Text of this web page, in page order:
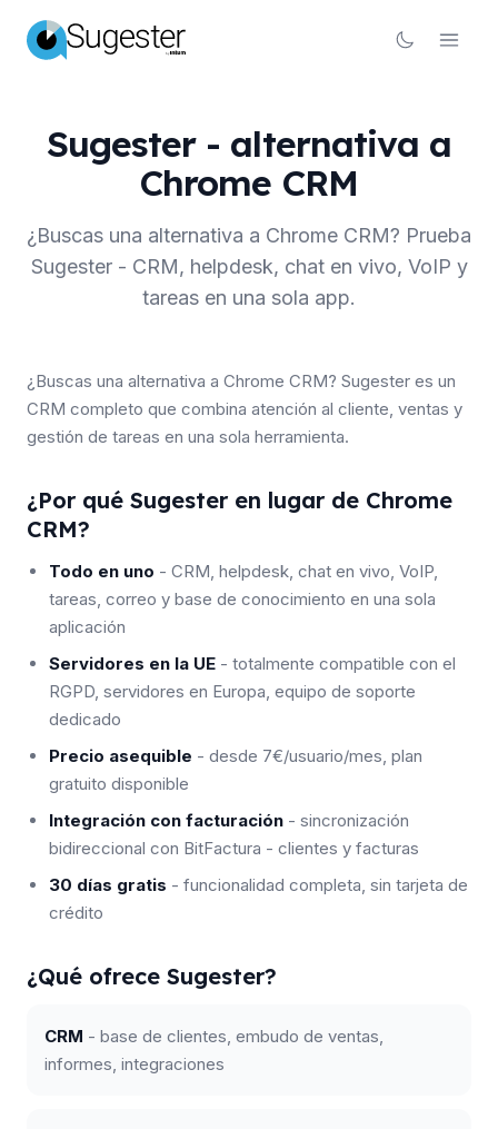
Sugester - alternativa a
Chrome CRM
¿Buscas una alternativa a Chrome CRM? Prueba
Sugester - CRM, helpdesk, chat en vivo, VoIP y
tareas en una sola app.
¿Buscas una alternativa a Chrome CRM? Sugester es un
CRM completo que combina atención al cliente, ventas y
gestión de tareas en una sola herramienta.
¿Por qué Sugester en lugar de Chrome
CRM?
Todo en uno - CRM, helpdesk, chat en vivo, VoIP,
tareas, correo y base de conocimiento en una sola
aplicación
Servidores en la UE - totalmente compatible con el
RGPD, servidores en Europa, equipo de soporte
dedicado
Precio asequible - desde 7€/usuario/mes, plan
gratuito disponible
Integración con facturación - sincronización
bidireccional con BitFactura - clientes y facturas
30 días gratis - funcionalidad completa, sin tarjeta de
crédito
¿Qué ofrece Sugester?
CRM - base de clientes, embudo de ventas,
informes, integraciones